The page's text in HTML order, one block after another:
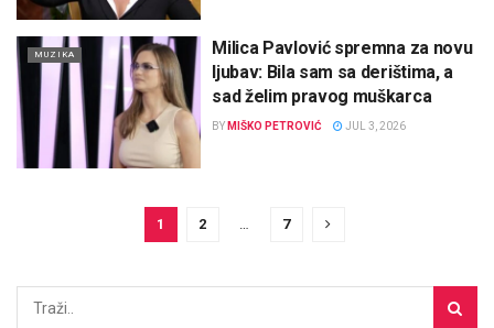
MUZIKA
Milica Pavlović spremna za novu
ljubav: Bila sam sa derištima, a
sad želim pravog muškarca
BY MIŠKO PETROVIĆ JUL 3, 2026
1 2 7